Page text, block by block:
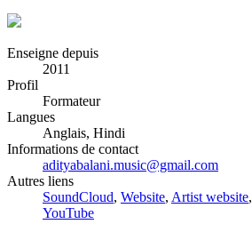
Enseigne depuis
2011
Profil
Formateur
Langues
Anglais, Hindi
Informations de contact
adityabalani.music@gmail.com
Autres liens
SoundCloud, Website, Artist website,
YouTube